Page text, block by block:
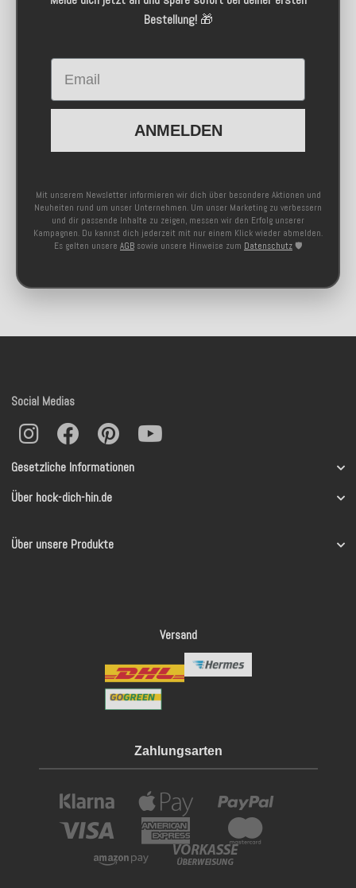
Bestellung!🎁
Email
ANMELDEN
Mit unserem Newsletter informieren wir dich über besondere Aktionen und
Neuheiten rund um unser Unternehmen. Um unser Marketing zu verbessern
und dir passende Inhalte zu zeigen, messen wir den Erfolg unserer
Kampagnen. Du kannst dich jederzeit mit nur einem Klick wieder abmelden.
Es gelten unsere AGB sowie unsere Hinweise zum Datenschutz 🛡️
Gesetzliche Informationen
Über hock-dich-hin.de
Über unsere Produkte
Social Medias
Versand
Zahlungsarten